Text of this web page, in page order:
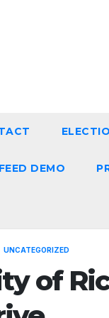
DEMO
UNCATEGORIZED
of